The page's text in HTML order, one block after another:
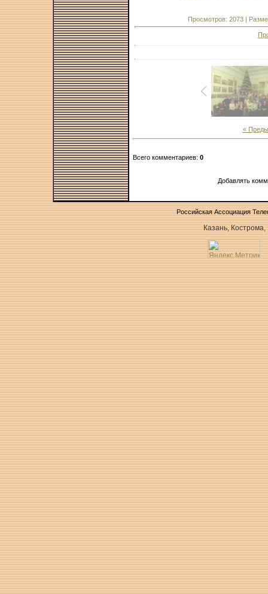
Просмотров: 2073 |
«
Всего комментариев: 0
Добавлять
Российская Ассоциация
Казань,